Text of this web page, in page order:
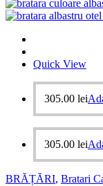
Quick View
305.00 lei
305.00 lei
BRĂȚĂRI, Bratari